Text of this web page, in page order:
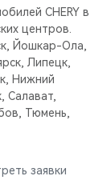
CHERY в
центров.
Йошкар-Ола,
Липецк,
Нижний
Салават,
Тюмень,
заявки